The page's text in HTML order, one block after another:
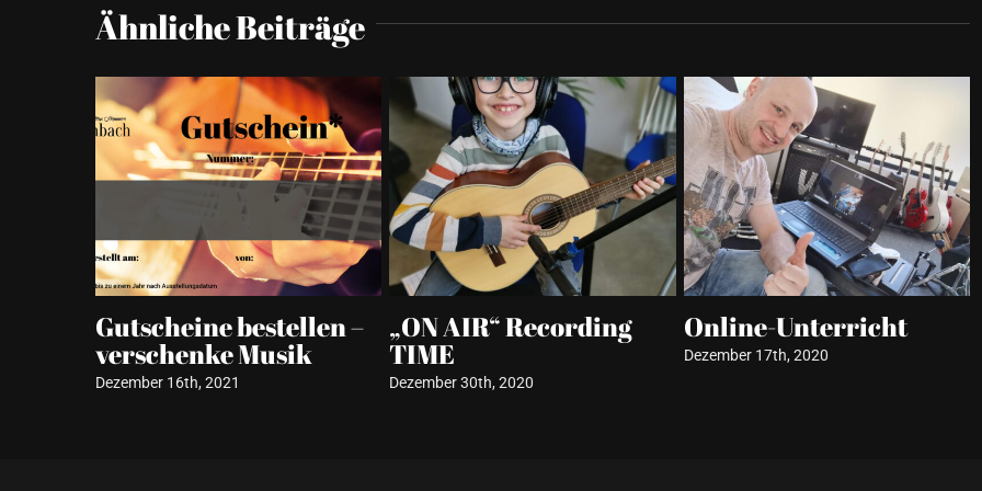
Ähnliche Beiträge
Geschenk-Gutscheine
November 27th, 2020
Musik Kulmbach am
Kulmbacher
Altstadtfest 2025
Kostenlose
in den Sommerferien